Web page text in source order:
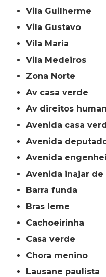
Vila Guilherme
Vila Gustavo
Vila Maria
Vila Medeiros
Zona Norte
av casa verde
av direitos
avenida casa
avenida
avenida
avenida inajar de
barra funda
bras leme
cachoeirinha
casa verde
chora menino
lausane paulista